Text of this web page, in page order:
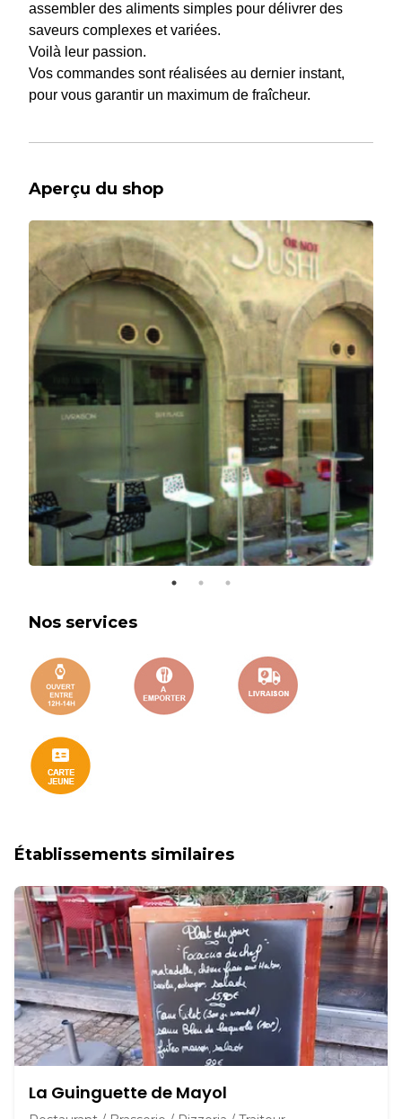
assembler des aliments simples pour délivrer des
saveurs complexes et variées.
Voilà leur passion.
Vos commandes sont réalisées au dernier instant,
pour vous garantir un maximum de fraîcheur.
Aperçu du shop
Nos services
Établissements similaires
La Guinguette de Mayol